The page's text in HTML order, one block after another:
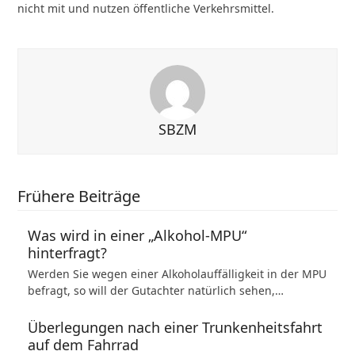
nicht mit und nutzen öffentliche Verkehrsmittel.
SBZM
Frühere Beiträge
Was wird in einer „Alkohol-MPU“
hinterfragt?
Werden Sie wegen einer Alkoholauffälligkeit in der MPU
befragt, so will der Gutachter natürlich sehen,…
Überlegungen nach einer Trunkenheitsfahrt
auf dem Fahrrad